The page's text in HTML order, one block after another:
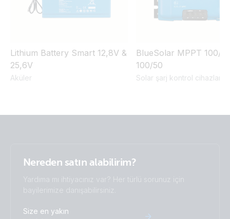
Lithium Battery Smart 12,8V &
25,6V
Aküler
BlueSolar MPPT 100/
100/50
Solar şarj kontrol cihazları
Nereden satın alabilirim?
Yardıma mı ihtiyacınız var? Her türlü sorunuz için
bayilerimize danışabilirsiniz.
Size en yakın